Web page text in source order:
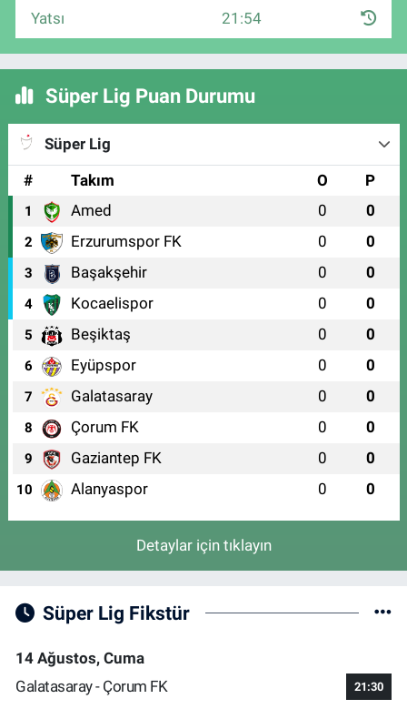
Yatsı 21:54
Süper Lig Puan Durumu
Süper Lig
#
Takım O P
1 Amed 0 0
2 Erzurumspor FK 0 0
3 Başakşehir 0 0
4 Kocaelispor 0 0
5 Beşiktaş 0 0
6 Eyüpspor 0 0
7 Galatasaray 0 0
8 Çorum FK 0 0
9 Gaziantep FK 0 0
10 Alanyaspor 0 0
Detaylar için tıklayın
Süper Lig Fikstür
14 Ağustos, Cuma
Galatasaray - Çorum FK
21:30